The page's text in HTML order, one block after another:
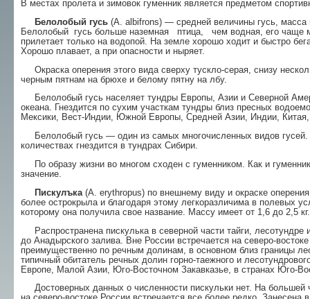
В местах пролета и зимовок гуменник является предметом
Белолобый гусь(A. albifrons) — средней вели­чины гусь, масса
Белолобый гусь больше наземная птица, чем водная, его чаще
прилетает только на водо­пой. На земле хорошо ходит и быстро
Хорошо плавает, а при опасности и ныряет.
Окраска оперения этого вида сверху тускло-серая, снизу
черным пятнам на брюхе и белому пятну на лбу.
Белолобый гусь населяет тундры Европы, Азии и Северной
океана. Гнездится по су­хим участкам тундры близ пресных
Мек­сики, Вест-Индии, Южной Европы, Средней Азии, Индии,
Белолобый гусь — один из самых многочислен­ных видов
количествах гнездится в тундрах Си­бири.
По образу жизни во многом сходен с гуменни­ком. Как и
значение.
Пискулъка(A. erythropus) по внешнему виду и окраске
более острокрыла и благо­даря этому легкоразличима в полевых
которому она получила свое название. Массу имеет от 1,6 до 2,5 кг.
Распространена пискулька в северной части тайги, лесотундре
до Анадырского залива. Вне России встречается на северо-
преимуществен­но по речным долинам, в основном близ границы
типичный обитатель речных долин горно-таежного и
Европе, Малой Азии, Юго-Восточном Закавказье, в странах Юго-
Достоверных данных о численности пискульки нет. На большей